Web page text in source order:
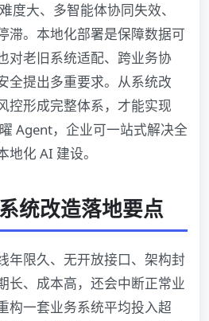
度大、多智能体协同失效、
滞。本地化部署是保障数据可
对老旧系统适配、跨业务协
全提出多重要求。从系统改
控形成完整体系，才能实现
Agent，企业可一站式解决全
化 AI 建设。
统改造落地要点
年限久、无开放接口、架构封
长、成本高，还会中断正常业
构一套业务系统平均投入超